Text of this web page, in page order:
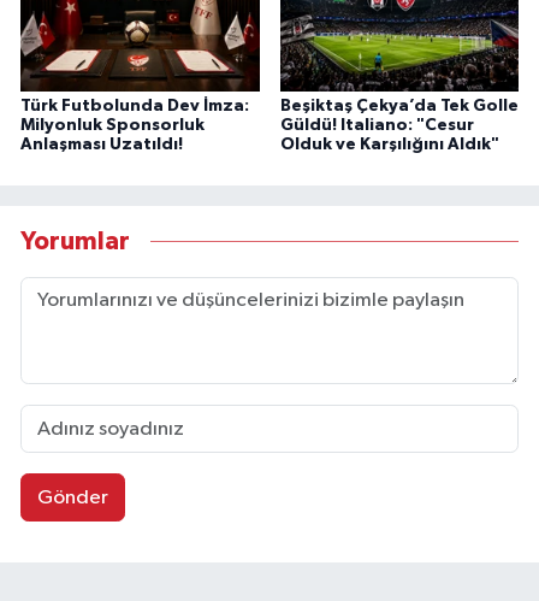
Türk Futbolunda Dev İmza:
Milyonluk Sponsorluk
Anlaşması Uzatıldı!
Beşiktaş Çekya’da Tek Golle
Güldü! Italiano: "Cesur
Olduk ve Karşılığını Aldık"
Yorumlar
Gönder